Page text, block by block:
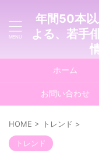
年間50本
よる、若手
ホーム
お問い合わせ
HOME > トレンド >
トレンド